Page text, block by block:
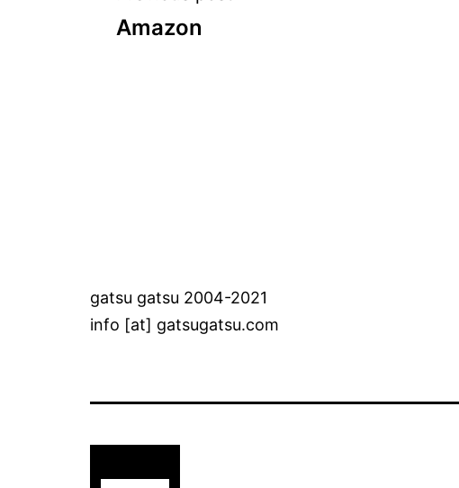
Amazon
gatsu gatsu 2004-2021
info [at] gatsugatsu.com